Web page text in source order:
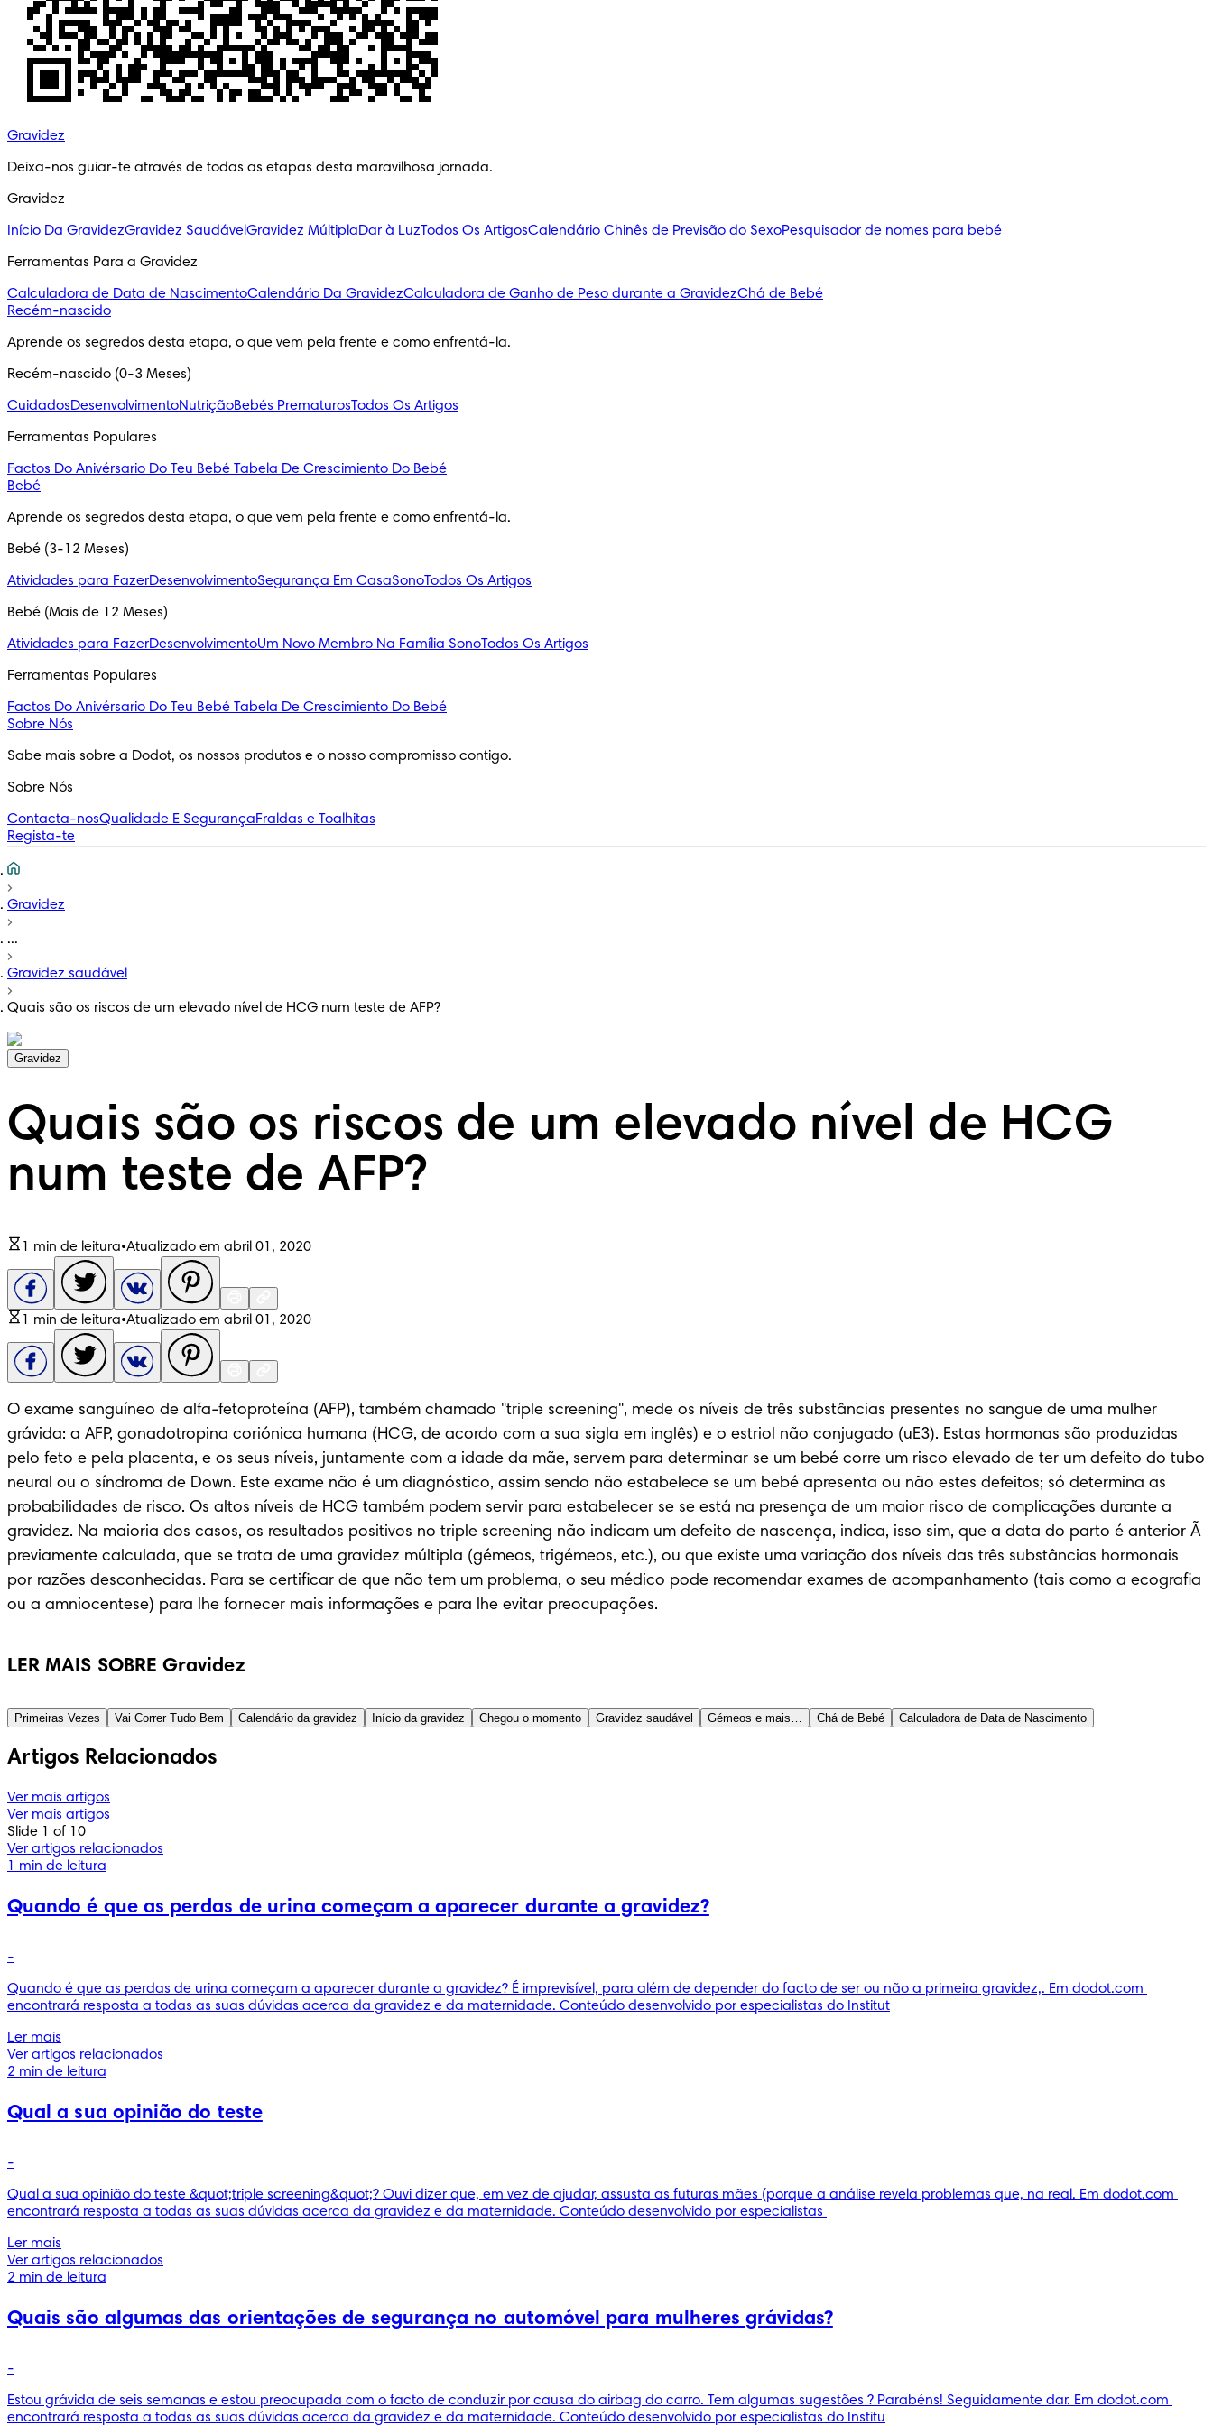
Gravidez
Deixa-nos guiar-te através de todas as etapas desta maravilhosa jornada.
Gravidez
Início Da GravidezGravidez SaudávelGravidez MúltiplaDar à LuzTodos Os ArtigosCalendário Chinês de Previsão do SexoPesquisador de nomes para bebé
Ferramentas Para a Gravidez
Calculadora de Data de NascimentoCalendário Da GravidezCalculadora de Ganho de Peso durante a GravidezChá de Bebé
Recém-nascido
Aprende os segredos desta etapa, o que vem pela frente e como enfrentá-la.
Recém-nascido (0-3 Meses)
CuidadosDesenvolvimentoNutriçãoBebés PrematurosTodos Os Artigos
Ferramentas Populares
Factos Do Anivérsario Do Teu Bebé Tabela De Crescimiento Do Bebé
Bebé
Aprende os segredos desta etapa, o que vem pela frente e como enfrentá-la.
Bebé (3-12 Meses)
Atividades para FazerDesenvolvimentoSegurança Em CasaSonoTodos Os Artigos
Bebé (Mais de 12 Meses)
Atividades para FazerDesenvolvimentoUm Novo Membro Na Família SonoTodos Os Artigos
Ferramentas Populares
Factos Do Anivérsario Do Teu Bebé Tabela De Crescimiento Do Bebé
Sobre Nós
Sabe mais sobre a Dodot, os nossos produtos e o nosso compromisso contigo.
Sobre Nós
Contacta-nosQualidade E SegurançaFraldas e Toalhitas
Regista-te
Gravidez
...
Gravidez saudável
Quais são os riscos de um elevado nível de HCG num teste de AFP?
Gravidez
Quais são os riscos de um elevado nível de HCG
num teste de AFP?
1 min de leitura•Atualizado em abril 01, 2020
1 min de leitura•Atualizado em abril 01, 2020
O exame sanguíneo de alfa-fetoproteína (AFP), também chamado "triple screening", mede os níveis de três substâncias presentes no sangue de uma mulher
grávida: a AFP, gonadotropina coriónica humana (HCG, de acordo com a sua sigla em inglês) e o estriol não conjugado (uE3). Estas hormonas são produzidas
pelo feto e pela placenta, e os seus níveis, juntamente com a idade da mãe, servem para determinar se um bebé corre um risco elevado de ter um defeito do tubo
neural ou o síndroma de Down. Este exame não é um diagnóstico, assim sendo não estabelece se um bebé apresenta ou não estes defeitos; só determina as
probabilidades de risco. Os altos níveis de HCG também podem servir para estabelecer se se está na presença de um maior risco de complicações durante a
gravidez. Na maioria dos casos, os resultados positivos no triple screening não indicam um defeito de nascença, indica, isso sim, que a data do parto é anterior Ã
previamente calculada, que se trata de uma gravidez múltipla (gémeos, trigémeos, etc.), ou que existe uma variação dos níveis das três substâncias hormonais
por razões desconhecidas. Para se certificar de que não tem um problema, o seu médico pode recomendar exames de acompanhamento (tais como a ecografia
ou a amniocentese) para lhe fornecer mais informações e para lhe evitar preocupações.
LER MAIS SOBRE Gravidez
Primeiras Vezes Vai Correr Tudo Bem Calendário da gravidez Início da gravidez Chegou o momento Gravidez saudável Gémeos e mais… Chá de Bebé Calculadora de Data de Nascimento
Artigos Relacionados
Ver mais artigos
Ver mais artigos
Slide 1 of 10
Ver artigos relacionados
1 min de leitura
Quando é que as perdas de urina começam a aparecer durante a gravidez?
-
Quando é que as perdas de urina começam a aparecer durante a gravidez? É imprevisível, para além de depender do facto de ser ou não a primeira gravidez,. Em dodot.com
encontrará resposta a todas as suas dúvidas acerca da gravidez e da maternidade. Conteúdo desenvolvido por especialistas do Institut
Ler mais
Ver artigos relacionados
2 min de leitura
Qual a sua opinião do teste
-
Qual a sua opinião do teste &quot;triple screening&quot;? Ouvi dizer que, em vez de ajudar, assusta as futuras mães (porque a análise revela problemas que, na real. Em dodot.com
encontrará resposta a todas as suas dúvidas acerca da gravidez e da maternidade. Conteúdo desenvolvido por especialistas
Ler mais
Ver artigos relacionados
2 min de leitura
Quais são algumas das orientações de segurança no automóvel para mulheres grávidas?
-
Estou grávida de seis semanas e estou preocupada com o facto de conduzir por causa do airbag do carro. Tem algumas sugestões ? Parabéns! Seguidamente dar. Em dodot.com
encontrará resposta a todas as suas dúvidas acerca da gravidez e da maternidade. Conteúdo desenvolvido por especialistas do Institu